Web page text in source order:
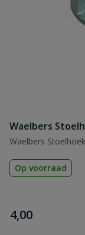
Waelbers
Waelbers
Op voorraad
€
4,00